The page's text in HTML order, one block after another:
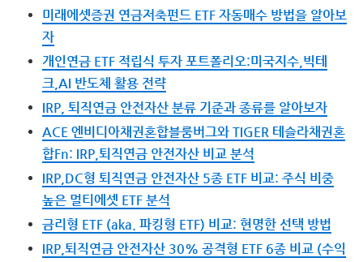
미래에셋증권 연금저축펀드 ETF 자동매수 방법을 알아보
자
개인연금 ETF 적립식 투자 포트폴리오:미국지수,빅테
크,AI 반도체 활용 전략
IRP, 퇴직연금 안전자산 분류 기준과 종류를 알아보자
ACE 엔비디아채권혼합블룸버그와 TIGER 테슬라채권혼
합Fn: IRP,퇴직연금 안전자산 비교 분석
IRP,DC형 퇴직연금 안전자산 5종 ETF 비교: 주식 비중
높은 멀티에셋 ETF 분석
금리형 ETF (aka. 파킹형 ETF) 비교: 현명한 선택 방법
IRP,퇴직연금 안전자산 30% 공격형 ETF 6종 비교 (수익